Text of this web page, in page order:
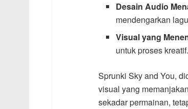
Desain Audio
mendengarkan
Visual yang
untuk proses kreatif.
Sprunki Sky and You,
visual yang
sekadar permainan,